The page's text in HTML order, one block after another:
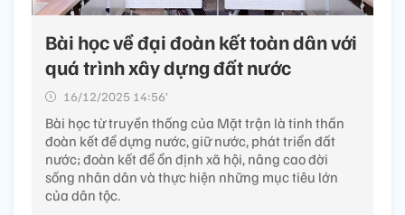
Bài học về đại đoàn kết toàn dân với
quá trình xây dựng đất nước
16/12/2025 14:56’
Bài học từ truyền thống của Mặt trận là tinh thần
đoàn kết để dựng nước, giữ nước, phát triển đất
nước; đoàn kết để ổn định xã hội, nâng cao đời
sống nhân dân và thực hiện những mục tiêu lớn
của dân tộc.